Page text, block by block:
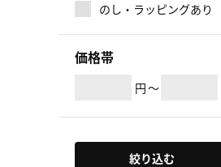
のし・ラッピングあり
価格帯
円～
絞り込む